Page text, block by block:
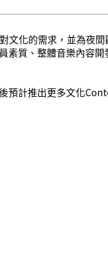
化的需求，並為夜
素質、整體音樂內容
預計推出更多文化